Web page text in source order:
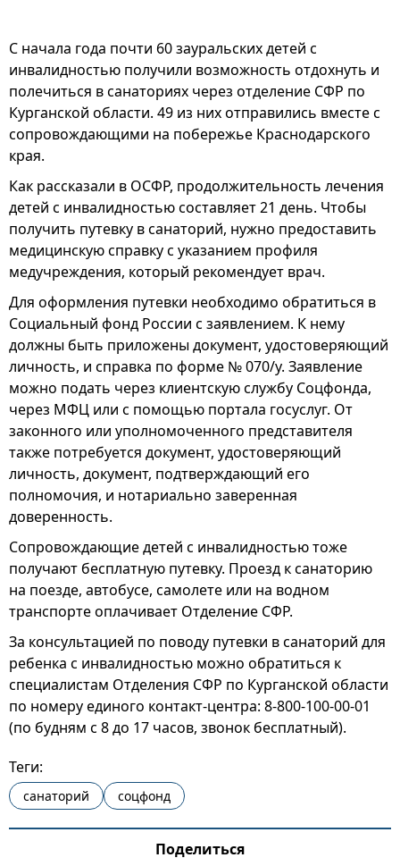
С начала года почти 60 зауральских детей с
инвалидностью получили возможность отдохнуть и
полечиться в санаториях через отделение СФР по
Курганской области. 49 из них отправились вместе с
сопровождающими на побережье Краснодарского
края.
Как рассказали в ОСФР, продолжительность лечения
детей с инвалидностью составляет 21 день. Чтобы
получить путевку в санаторий, нужно предоставить
медицинскую справку с указанием профиля
медучреждения, который рекомендует врач.
Для оформления путевки необходимо обратиться в
Социальный фонд России с заявлением. К нему
должны быть приложены документ, удостоверяющий
личность, и справка по форме № 070/у. Заявление
можно подать через клиентскую службу Соцфонда,
через МФЦ или с помощью портала госуслуг. От
законного или уполномоченного представителя
также потребуется документ, удостоверяющий
личность, документ, подтверждающий его
полномочия, и нотариально заверенная
доверенность.
Сопровождающие детей с инвалидностью тоже
получают бесплатную путевку. Проезд к санаторию
на поезде, автобусе, самолете или на водном
транспорте оплачивает Отделение СФР.
За консультацией по поводу путевки в санаторий для
ребенка с инвалидностью можно обратиться к
специалистам Отделения СФР по Курганской области
по номеру единого контакт-центра: 8-800-100-00-01
(по будням с 8 до 17 часов, звонок бесплатный).
Теги:
санаторий соцфонд
Поделиться